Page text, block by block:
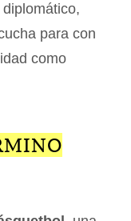
para con
como